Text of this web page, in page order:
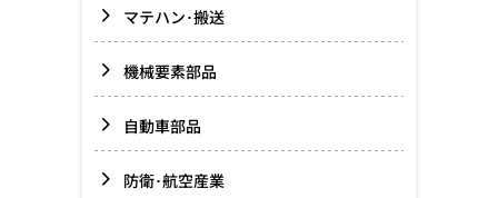
マテハン･搬送
機械要素部品
自動車部品
防衛･航空産業